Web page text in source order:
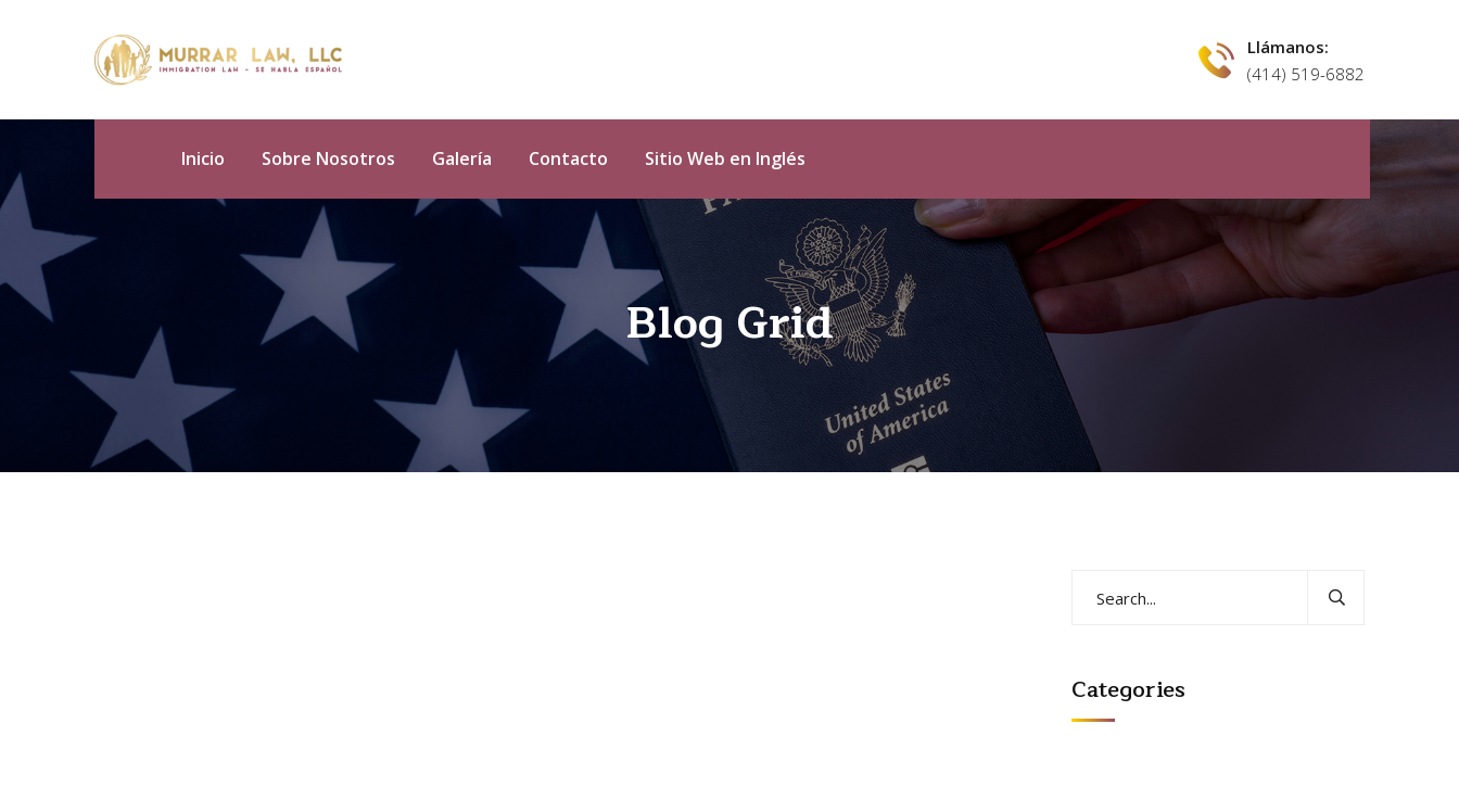
Llámanos:
(414) 519-6882
Inicio Sobre Nosotros Galería Contacto Sitio Web en Inglés
Blog Grid
Categories